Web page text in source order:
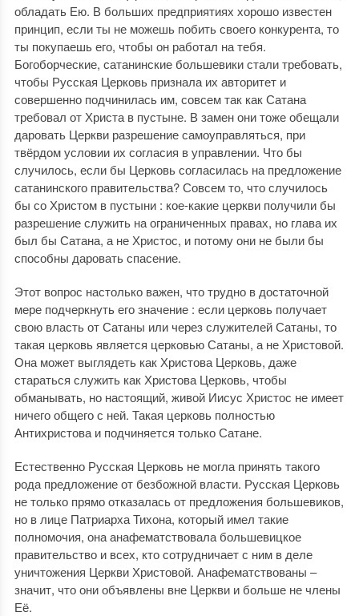
обладать Ею. В больших предприятиях хорошо известен
принцип, если ты не можешь побить своего конкурента, то
ты покупаешь его, чтобы он работал на тебя.
Богоборческие, сатанинские большевики стали требовать,
чтобы Русская Церковь признала их авторитет и
совершенно подчинилась им, совсем так как Сатана
требовал от Христа в пустыне. В замен они тоже обещали
даровать Церкви разрешение самоуправляться, при
твёрдом условии их согласия в управлении. Что бы
случилось, если бы Церковь согласилась на предложение
сатанинского правительства? Совсем то, что случилось
бы со Христом в пустыни : кое-какие церкви получили бы
разрешение служить на ограниченных правах, но глава их
был бы Сатана, а не Христос, и потому они не были бы
способны даровать спасение.
Этот вопрос настолько важен, что трудно в достаточной
мере подчеркнуть его значение : если церковь получает
свою власть от Сатаны или через служителей Сатаны, то
такая церковь является церковью Сатаны, а не Христовой.
Она может выглядеть как Христова Церковь, даже
стараться служить как Христова Церковь, чтобы
обманывать, но настоящий, живой Иисус Христос не имеет
ничего общего с ней. Такая церковь полностью
Антихристова и подчиняется только Сатане.
Естественно Русская Церковь не могла принять такого
рода предложение от безбожной власти. Русская Церковь
не только прямо отказалась от предложения большевиков,
но в лице Патриарха Тихона, который имел такие
полномочия, она анафематствовала большевицкое
правительство и всех, кто сотрудничает с ним в деле
уничтожения Церкви Христовой. Анафематствованы –
значит, что они объявлены вне Церкви и больше не члены
Её.